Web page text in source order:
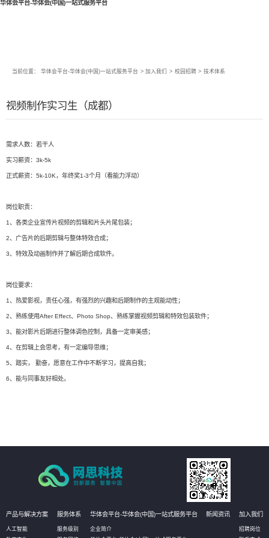
华体会平台-华体会(中国)一站式服务平台
当前位置： 华体会平台-华体会(中国)一站式服务平台 > 加入我们 > 校园招聘 > 技术体系
视频制作实习生（成都）
需求人数：若干人
实习薪资：3k-5k
正式薪资：5k-10K，年终奖1-3个月（看能力浮动）
岗位职责：
1、各类企业宣传片视频的剪辑和片头片尾包装；
2、广告片的后期剪辑与整体特效合成；
3、特效及动画制作并了解后期合成软件。
岗位要求：
1、热爱影视，责任心强，有强烈的兴趣和后期制作的主观能动性；
2、熟练使用After Effect、Photo Shop、熟练掌握视频剪辑和特效包装软件；
3、能对影片后期进行整体调色控制，具备一定审美感；
4、在剪辑上会思考，有一定编导思维；
5、踏实， 勤奋，愿意在工作中不断学习，提高自我；
6、能与同事友好相处。
产品与解决方案
人工智能
服务体系
服务级别
华体会平台-华体会(中国)一站式服务平台
企业简介
新闻资讯 加入我们
招聘岗位